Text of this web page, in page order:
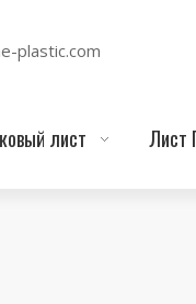
plastic.com
лист Лист